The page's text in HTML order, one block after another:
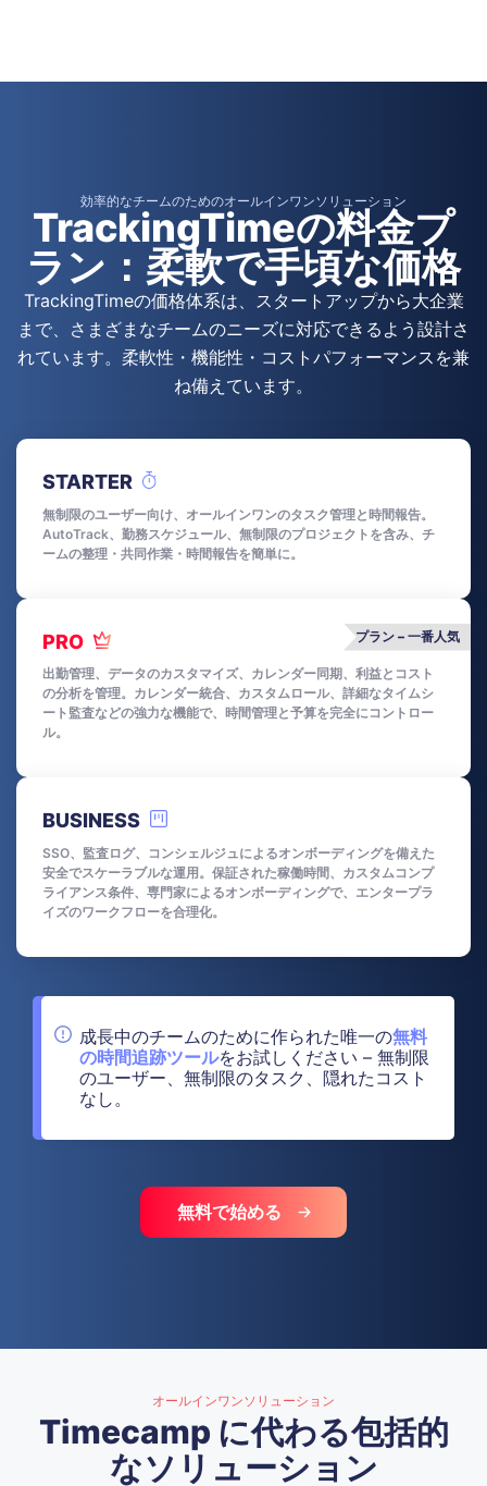
効率的なチームのためのオールインワンソリューション
TrackingTimeの料金プ
ラン：柔軟で手頃な価格
TrackingTimeの価格体系は、スタートアップから大企業
まで、さまざまなチームのニーズに対応できるよう設計さ
れています。柔軟性・機能性・コストパフォーマンスを兼
ね備えています。
STARTER
無制限のユーザー向け、オールインワンのタスク管理と時間報告。
AutoTrack、勤務スケジュール、無制限のプロジェクトを含み、チ
ームの整理・共同作業・時間報告を簡単に。
PRO
出勤管理、データのカスタマイズ、カレンダー同期、利益とコスト
の分析を管理。カレンダー統合、カスタムロール、詳細なタイムシ
ート監査などの強力な機能で、時間管理と予算を完全にコントロー
ル。
プラン – 一番人気
BUSINESS
SSO、監査ログ、コンシェルジュによるオンボーディングを備えた
安全でスケーラブルな運用。保証された稼働時間、カスタムコンプ
ライアンス条件、専門家によるオンボーディングで、エンタープラ
イズのワークフローを合理化。
成長中のチームのために作られた唯一の無料
の時間追跡ツールをお試しください – 無制限
のユーザー、無制限のタスク、隠れたコスト
なし。
無料で始める
オールインワンソリューション
Timecamp に代わる包括的
なソリューション